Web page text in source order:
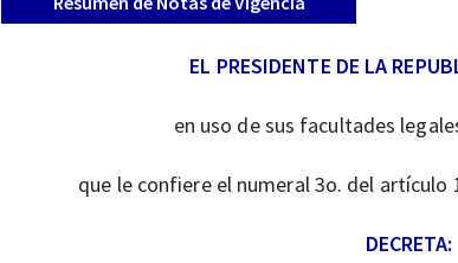
EL PRESIDENTE DE LA
en uso de sus facultades
que le confiere el numeral 3o. del artículo
DECRETA: